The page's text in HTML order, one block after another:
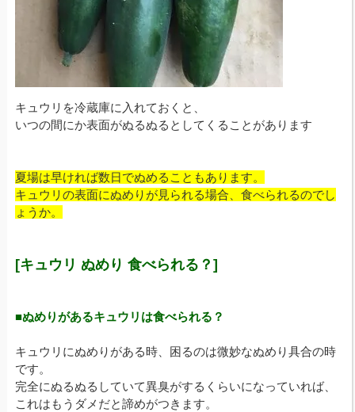
キュウリを冷蔵庫に入れておくと、
いつの間にか表面がぬるぬるとしてくることがあります
夏場は早ければ数日でぬめることもあります。
キュウリの表面にぬめりが見られる場合、食べられるのでし
ょうか。
[キュウリ ぬめり 食べられる？]
■ぬめりがあるキュウリは食べられる？
キュウリにぬめりがある時、困るのは微妙なぬめり具合の時
です。
完全にぬるぬるしていて異臭がするくらいになっていれば、
これはもうダメだと諦めがつきます。